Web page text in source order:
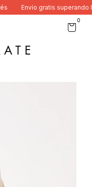
Envío gratis superando
0